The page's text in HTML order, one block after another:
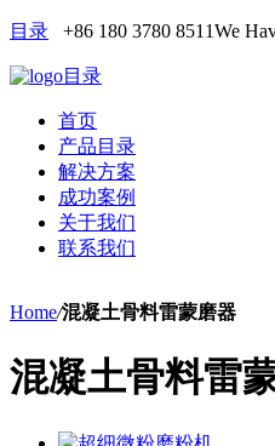
目录 +86 180 3780 8511We
目录
首页
产品目录
解决方案
成功案例
关于我们
联系我们
Home/混凝土骨料雷蒙磨器
混凝土骨料雷